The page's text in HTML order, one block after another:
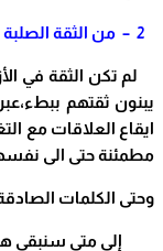
من الثقة الصلبة
لم تكن الثقة في
يبنون ثقتهم
ايقاع العلاقات مع
مطمئنة حتى الى
وحتى الكلمات
إلى متى سنبقى